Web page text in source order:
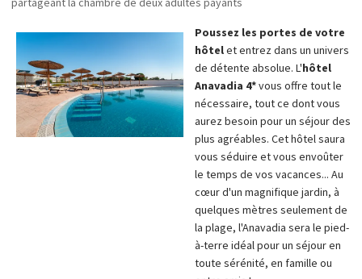
Poussez les portes de votre
hôtelet entrez dans un univers
de détente absolue. L'hôtel
Anavadia 4*vous offre tout le
nécessaire, tout ce dont vous
aurez besoin pour un séjour des
plus agréables. Cet hôtel saura
vous séduire et vous envoûter
le temps de vos vacances... Au
cœur d'un magnifique jardin, à
quelques mètres seulement de
la plage, l'Anavadia sera le pied-
à-terre idéal pour un séjour en
toute sérénité, en famille ou